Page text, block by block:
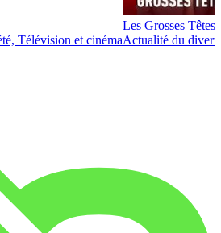
Télévision et cinéma
Les Grosses Têtes
Actualité du